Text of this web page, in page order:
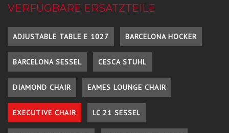
VERFÜGBARE ERSATZTEILE
ADJUSTABLE TABLE E 1027 BARCELONA HOCKER
BARCELONA SESSEL CESCA STUHL
DIAMOND CHAIR EAMES LOUNGE CHAIR
EXECUTIVE CHAIR LC 21 SESSEL